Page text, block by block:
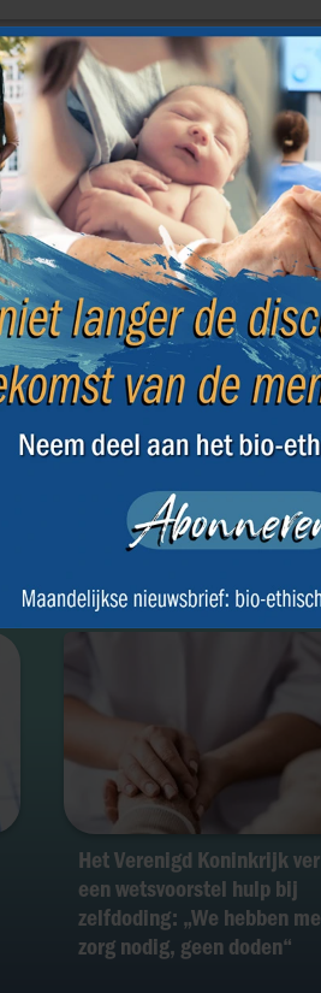
Rouwverlof bij euthanasie:
mogelijk om van mening te
veranderen?
Het Verenigd Koninkrijk
een wetsvoorstel hulp bij
zelfdoding: „We hebben
zorg nodig, geen doden“